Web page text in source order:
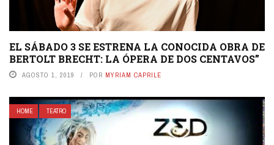
EL SÁBADO 3 SE ESTRENA LA CONOCIDA OBRA DE
BERTOLT BRECHT: LA ÓPERA DE DOS CENTAVOS”
AGOSTO 1, 2019 POR MYRIAM CAPRILE
HOME TEATRO